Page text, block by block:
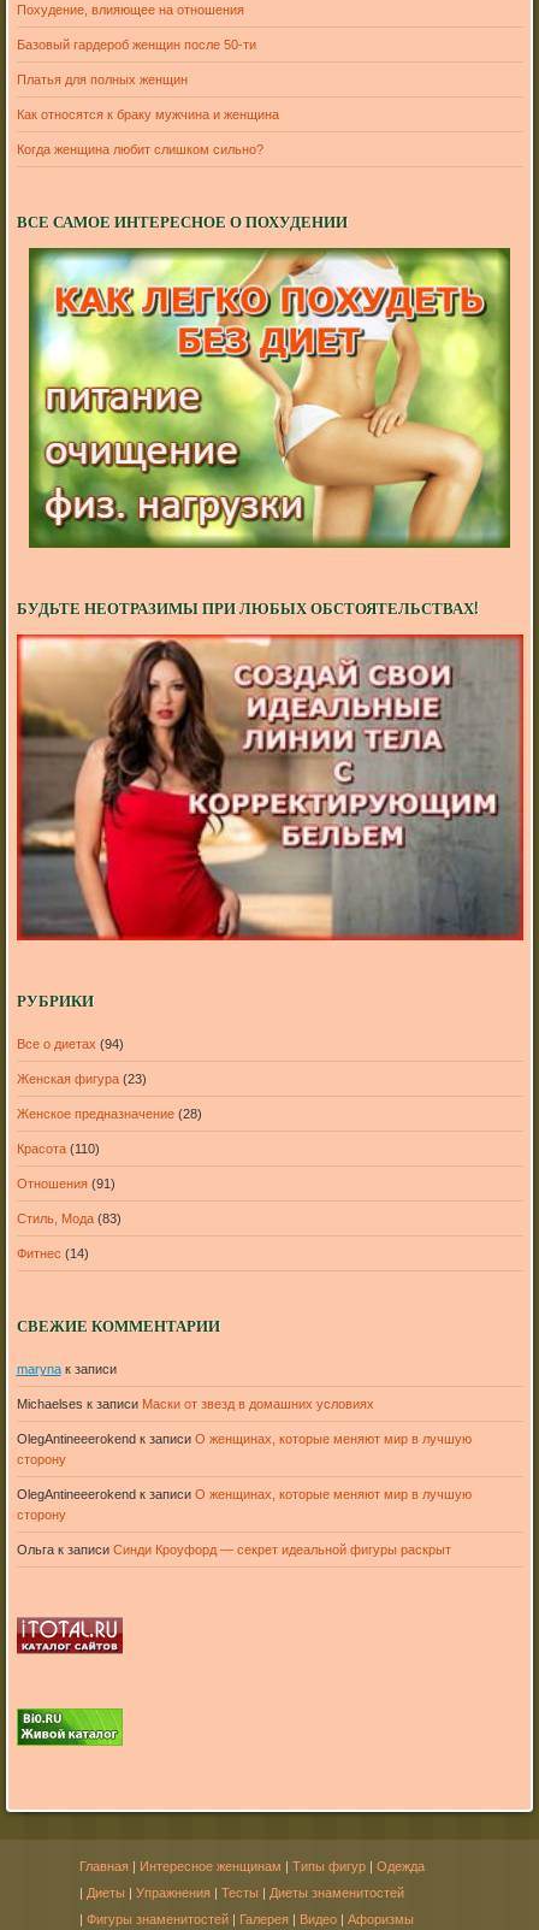
Похудение, влияющее на отношения
Базовый гардероб женщин после 50-ти
Платья для полных женщин
Как относятся к браку мужчина и женщина
Когда женщина любит слишком сильно?
ВСЕ САМОЕ ИНТЕРЕСНОЕ О ПОХУДЕНИИ
БУДЬТЕ НЕОТРАЗИМЫ ПРИ ЛЮБЫХ ОБСТОЯТЕЛЬСТВАХ!
РУБРИКИ
Все о диетах (94)
Женская фигура(23)
Женское предназначение(28)
Красота(110)
Отношения(91)
Стиль, Мода(83)
Фитнес (14)
СВЕЖИЕ КОММЕНТАРИИ
marynaк записи
Michaelses к записи Маски от звезд в домашних условиях
OlegAntineeerokendк записи О женщинах, которые меняют мир в лучшую
сторону
OlegAntineeerokendк записи О женщинах, которые меняют мир в лучшую
сторону
Ольгак записи Синди Кроуфорд — секрет идеальной фигуры раскрыт
Главная | Интересное женщинам | Типы фигур | Одежда
| Диеты | Упражнения | Тесты | Диеты знаменитостей
| Фигуры знаменитостей | Галерея | Видео | Афоризмы